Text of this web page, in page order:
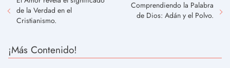
de la Verdad en el
Cristianismo.
Comprendiendo la Palabra
de Dios: Adán y el Polvo.
¡Más Contenido!